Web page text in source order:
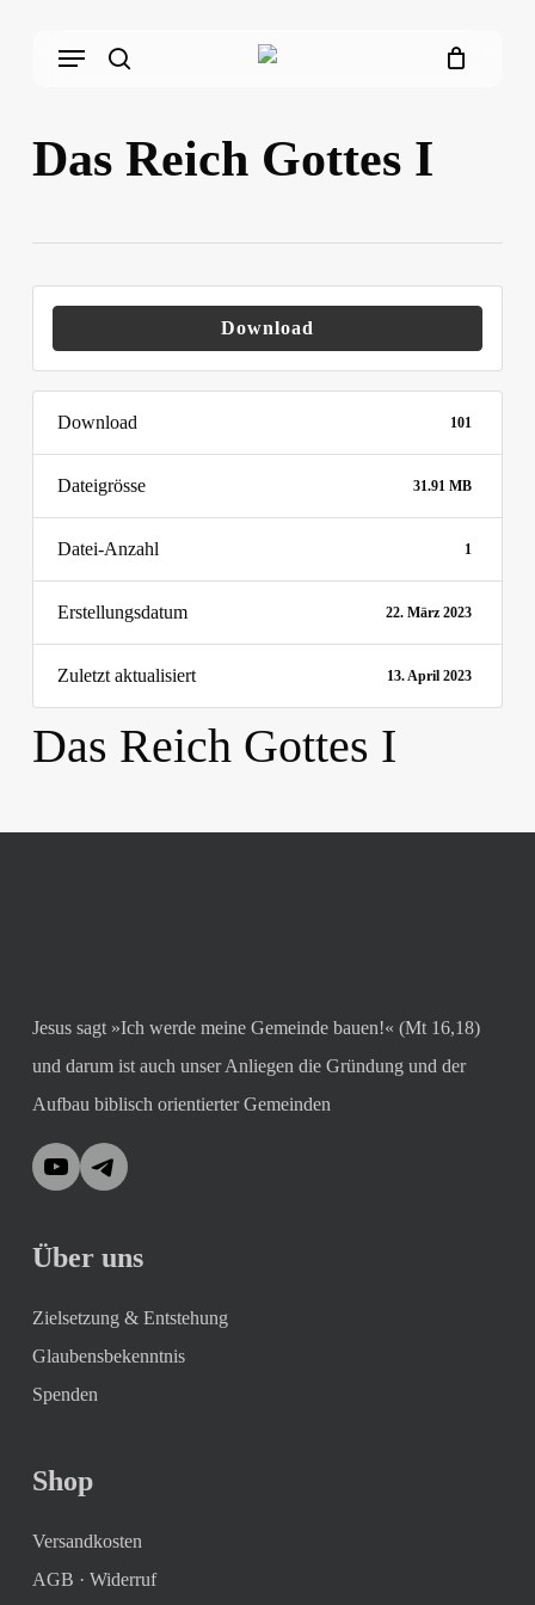
Menu
Das Reich Gottes I
Download
Download 101
Dateigrösse 31.91 MB
Datei-Anzahl 1
Erstellungsdatum 22. März 2023
Zuletzt aktualisiert 13. April 2023
Das Reich Gottes I
Jesus sagt »Ich werde meine Gemeinde bauen!« (Mt 16,18)
und darum ist auch unser Anliegen die Gründung und der
Aufbau biblisch orientierter Gemeinden
YouTubeTelegram
Über uns
Zielsetzung & Entstehung
Glaubensbekenntnis
Spenden
Shop
Versandkosten
AGB · Widerruf